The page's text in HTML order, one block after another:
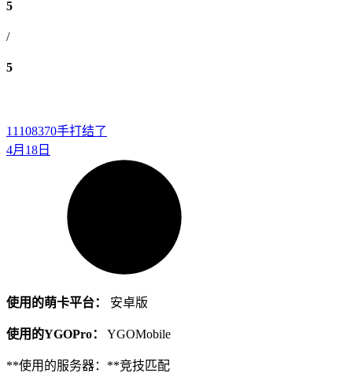
5
/
5
11108370手打结了
4月18日
使用的萌卡平台： 安卓版
使用的YGOPro： YGOMobile
**使用的服务器：**竞技匹配